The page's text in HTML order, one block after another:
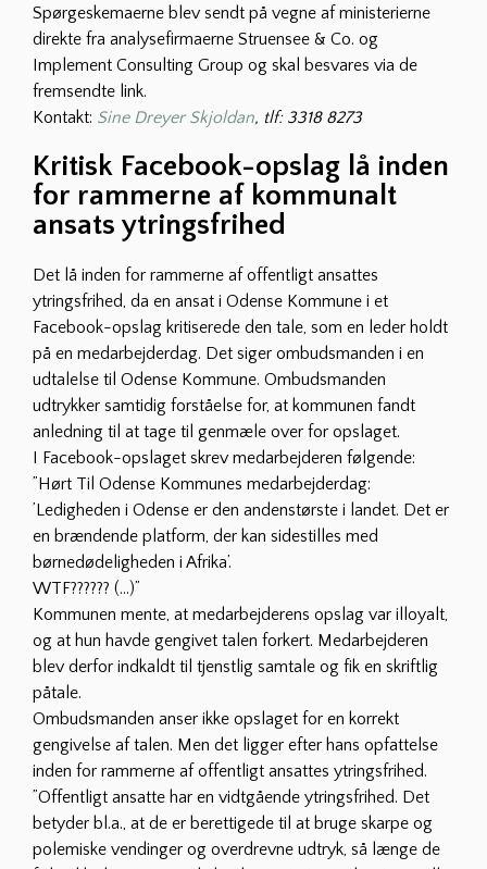
Spørgeskemaerne blev sendt på vegne af ministerierne
direkte fra analysefirmaerne Struensee & Co. og
Implement Consulting Group og skal besvares via de
fremsendte link.
Kontakt: Sine Dreyer Skjoldan, tlf: 3318 8273
Kritisk Facebook-opslag lå inden
for rammerne af kommunalt
ansats ytringsfrihed
Det lå inden for rammerne af offentligt ansattes
ytringsfrihed, da en ansat i Odense Kommune i et
Facebook-opslag kritiserede den tale, som en leder holdt
på en medarbejderdag. Det siger ombudsmanden i en
udtalelse til Odense Kommune. Ombudsmanden
udtrykker samtidig forståelse for, at kommunen fandt
anledning til at tage til genmæle over for opslaget.
I Facebook-opslaget skrev medarbejderen følgende:
”Hørt Til Odense Kommunes medarbejderdag:
’Ledigheden i Odense er den andenstørste i landet. Det er
en brændende platform, der kan sidestilles med
børnedødeligheden i Afrika’.
WTF?????? (…)”
Kommunen mente, at medarbejderens opslag var illoyalt,
og at hun havde gengivet talen forkert. Medarbejderen
blev derfor indkaldt til tjenstlig samtale og fik en skriftlig
påtale.
Ombudsmanden anser ikke opslaget for en korrekt
gengivelse af talen. Men det ligger efter hans opfattelse
inden for rammerne af offentligt ansattes ytringsfrihed.
”Offentligt ansatte har en vidtgående ytringsfrihed. Det
betyder bl.a., at de er berettigede til at bruge skarpe og
polemiske vendinger og overdrevne udtryk, så længe de